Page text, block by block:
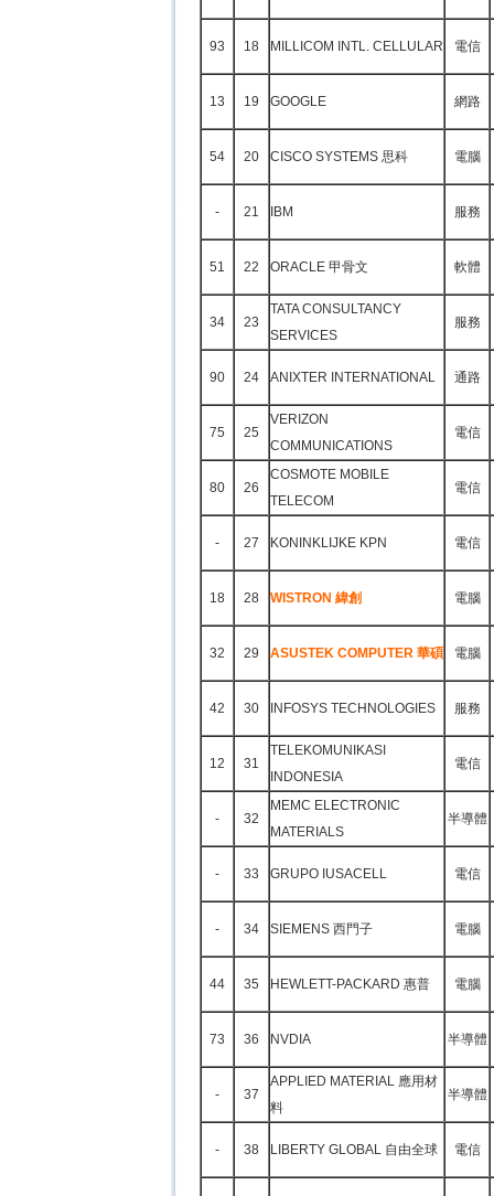
93 18 MILLICOM INTL. CELLULAR 電信
13 19 GOOGLE 網路
54 20 CISCO SYSTEMS 思科 電腦
- 21 IBM 服務
51 22 ORACLE 甲骨文 軟體
34 23
TATA CONSULTANCY
SERVICES
服務
90 24 ANIXTER INTERNATIONAL 通路
75 25
VERIZON
COMMUNICATIONS
電信
80 26
COSMOTE MOBILE
TELECOM
電信
- 27 KONINKLIJKE KPN 電信
18 28 WISTRON 緯創 電腦
32 29 ASUSTEK COMPUTER 華碩 電腦
42 30 INFOSYS TECHNOLOGIES 服務
12 31
TELEKOMUNIKASI
INDONESIA
電信
- 32
MEMC ELECTRONIC
MATERIALS
半導體
- 33 GRUPO IUSACELL 電信
- 34 SIEMENS 西門子 電腦
44 35 HEWLETT-PACKARD 惠普 電腦
73 36 NVDIA 半導體
- 37
APPLIED MATERIAL 應用材
料
半導體
- 38 LIBERTY GLOBAL 自由全球 電信